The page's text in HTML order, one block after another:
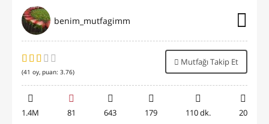
benim_mutfagimm
(41 oy, puan: 3.76)
Mutfağı Takip Et
1.4M 81 643 179 110 dk. 20